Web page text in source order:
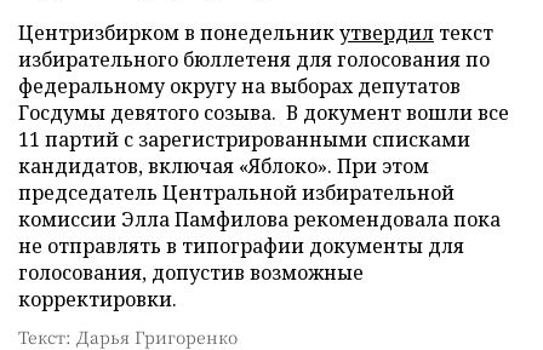
Центризбирком в понедельникутвердил текст
избирательного бюллетеня для голосования по
федеральному округу на выборах депутатов
Госдумы девятого созыва. В документ вошли все
11 партий с зарегистрированными списками
кандидатов, включая «Яблоко». При этом
председатель Центральной избирательной
комиссии Элла Памфилова рекомендовала пока
не отправлять в типографии документы для
голосования, допустив возможные
корректировки.
Текст: Дарья Григоренко